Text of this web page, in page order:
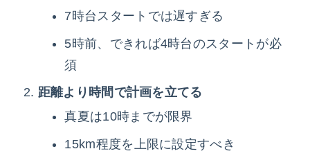
7時台スタートでは遅すぎる
5時前、できれば4時台のスタートが必
須
距離より時間で計画を立てる
真夏は10時までが限界
15km程度を上限に設定すべき